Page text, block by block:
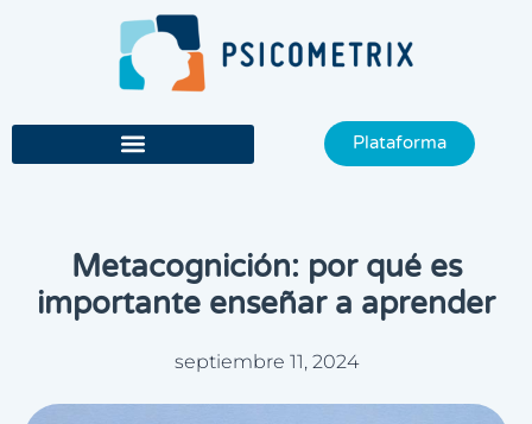
Plataforma
Metacognición: por qué es
importante enseñar a aprender
septiembre 11, 2024